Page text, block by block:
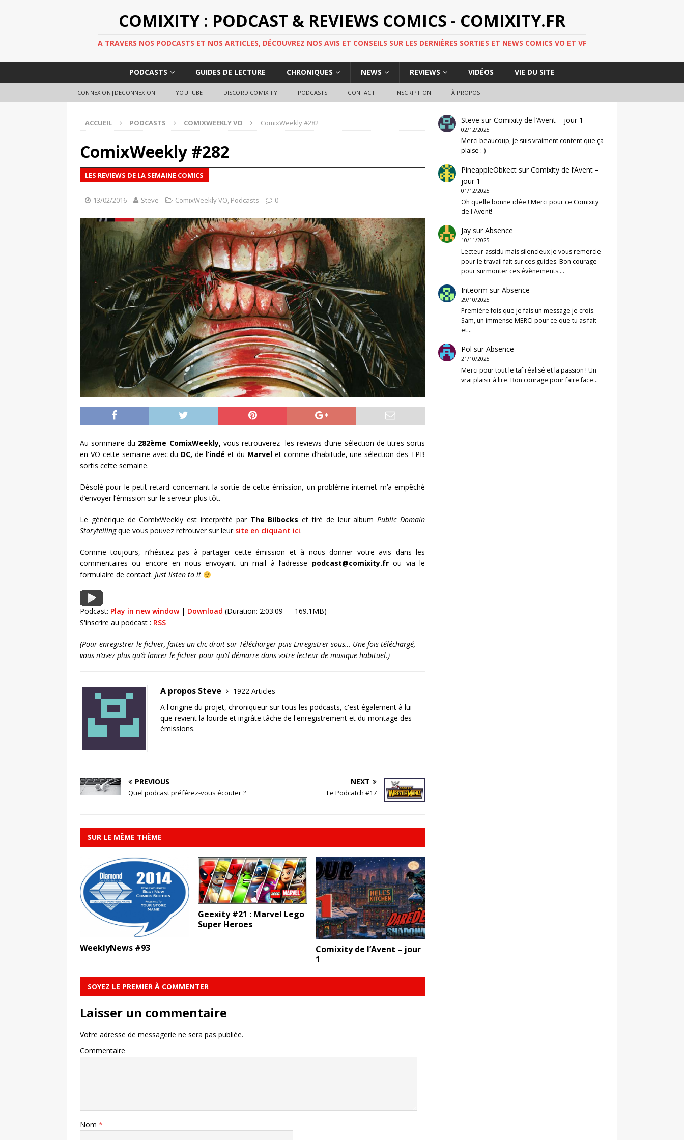
COMIXITY : PODCAST & REVIEWS COMICS - COMIXITY.FR
A TRAVERS NOS PODCASTS ET NOS ARTICLES, DÉCOUVREZ NOS AVIS ET CONSEILS SUR LES DERNIÈRES SORTIES ET NEWS COMICS VO ET VF
PODCASTS GUIDES DE LECTURE CHRONIQUES NEWS REVIEWS VIDÉOS VIE DU SITE
CONNEXION|DECONNEXION YOUTUBE DISCORD COMIXITY PODCASTS CONTACT INSCRIPTION À PROPOS
ACCUEIL PODCASTS COMIXWEEKLY VO ComixWeekly #282
ComixWeekly #282
LES REVIEWS DE LA SEMAINE COMICS
13/02/2016 Steve ComixWeekly VO, Podcasts 0
Au sommaire du 282ème ComixWeekly, vous retrouverez les reviews d’une sélection de titres sortis
en VO cette semaine avec du DC, de l’indé et du Marvelet comme d’habitude, une sélection des TPB
sortis cette semaine.
Désolé pour le petit retard concernant la sortie de cette émission, un problème internet m’a empêché
d’envoyer l’émission sur le serveur plus tôt.
Le générique de ComixWeekly est interprété par The Bilbocks et tiré de leur albumPublic Domain
Storytellingque vous pouvez retrouver sur leursite en cliquant ici.
Comme toujours, n’hésitez pas à partager cette émission et à nous donner votre avis dans les
commentaires ou encore en nous envoyant un mail à l’adresse podcast@comixity.frou via le
formulaire de contact. Just listen to it
Podcast: Play in new window| Download (Duration: 2:03:09 — 169.1MB)
S'inscrire au podcast : RSS
(Pour enregistrer le fichier, faites un clic droit sur Télécharger puis Enregistrer sous… Une fois téléchargé,
vous n’avez plus qu’à lancer le fichier pour qu’il démarre dans votre lecteur de musique habituel.)
A propos Steve
1922 Articles
A l'origine du projet, chroniqueur sur tous les podcasts, c'est également à lui
que revient la lourde et ingrâte tâche de l'enregistrement et du montage des
émissions.
PREVIOUS
Quel podcast préférez-vous écouter ?
NEXT
Le Podcatch #17
SUR LE MÊME THÈME
WeeklyNews #93
Geexity #21 : Marvel Lego
Super Heroes
Comixity de l’Avent – jour
1
SOYEZ LE PREMIER À COMMENTER
Laisser un commentaire
Votre adresse de messagerie ne sera pas publiée.
Commentaire
Nom *
Steve surComixity de l’Avent – jour 1
02/12/2025
Merci beaucoup, je suis vraiment content que ça
plaise :-)
PineappleObkect surComixity de l’Avent –
jour 1
01/12/2025
Oh quelle bonne idée ! Merci pour ce Comixity
de l'Avent!
Jay surAbsence
10/11/2025
Lecteur assidu mais silencieux je vous remercie
pour le travail fait sur ces guides. Bon courage
pour surmonter ces évènements.…
Inteorm surAbsence
29/10/2025
Première fois que je fais un message je crois.
Sam, un immense MERCI pour ce que tu as fait
et…
Pol surAbsence
21/10/2025
Merci pour tout le taf réalisé et la passion ! Un
vrai plaisir à lire. Bon courage pour faire face…